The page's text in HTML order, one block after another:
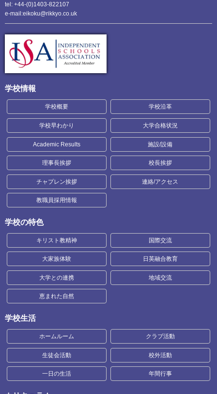
tel: +44-(0)1403-822107
e-mail:eikoku@rikkyo.co.uk
学校情報
学校概要 学校沿革
学校早わかり 大学合格状況
Academic Results 施設/設備
理事長挨拶 校長挨拶
チャプレン挨拶 連絡/アクセス
教職員採用情報
学校の特色
キリスト教精神 国際交流
大家族体験 日英融合教育
大学との連携 地域交流
恵まれた自然
学校生活
ホームルーム クラブ活動
生徒会活動 校外活動
一日の生活 年間行事